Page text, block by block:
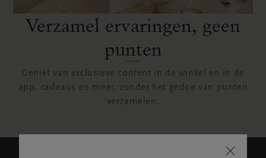
Verzamel ervaringen, geen
punten
Geniet van exclusieve content in de winkel en in de
app, cadeaus en meer, zonder het gedoe van punten
verzamelen.